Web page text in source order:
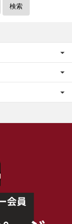
検索